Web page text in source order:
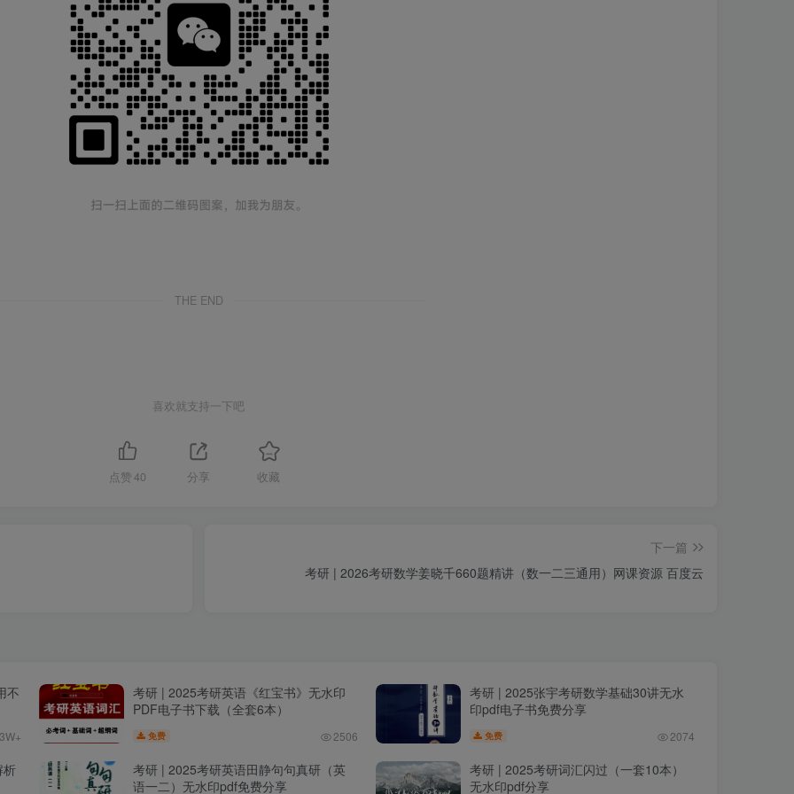
THE END
喜欢就支持一下吧
点赞 40 分享 收藏
下一篇
考研 | 2026考研数学姜晓千660题精讲（数一二三通用）网课资源 百度云
不
考研 | 2025考研英语《红宝书》无水印
PDF电子书下载（全套6本）
免费 2506
考研 | 2025张宇考研数学基础30讲无水
印pdf电子书免费分享
免费 2074
析
考研 | 2025考研英语田静句句真研（英
语一二）无水印pdf免费分享
考研 | 2025考研词汇闪过（一套10本）
无水印pdf分享